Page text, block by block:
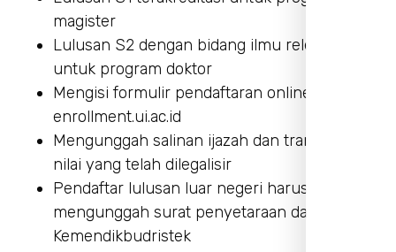
magister
Lulusan S2 dengan bidang ilmu relevan
untuk program doktor
Mengisi formulir pendaftaran online di situs
enrollment.ui.ac.id
Mengunggah salinan ijazah dan transkrip
nilai yang telah dilegalisir
Pendaftar lulusan luar negeri harus
mengunggah surat penyetaraan dari
Kemendikbudristek